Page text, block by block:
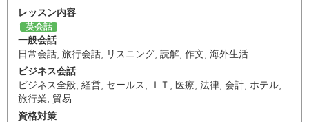
レッスン内容
英会話
一般会話
日常会話 旅行会話 リスニング 読解 作文 海外生活
ビジネス会話
ビジネス全般 経営 セールス ＩＴ 医療 法律 会計 ホテル
旅行業 貿易
資格対策